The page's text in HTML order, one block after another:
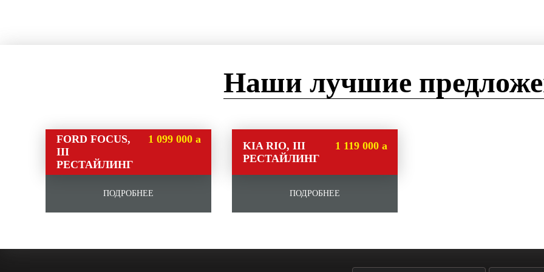
Наши лучшие
FORD FOCUS,
III
РЕСТАЙЛИНГ
1 099 000 a
ПОДРОБНЕЕ
KIA RIO, III
РЕСТАЙЛИНГ
1 119 000 a
ПОДРОБНЕЕ